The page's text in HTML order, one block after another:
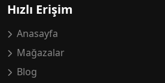
Hızlı Erişim
Anasayfa
Mağazalar
Blog